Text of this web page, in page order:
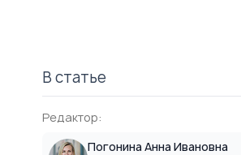
В статье
Редактор:
Погонина Анна Ивановна